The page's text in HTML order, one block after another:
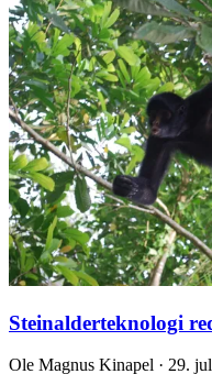
Steinalderteknologi
Ole Magnus Kinapel · 29.